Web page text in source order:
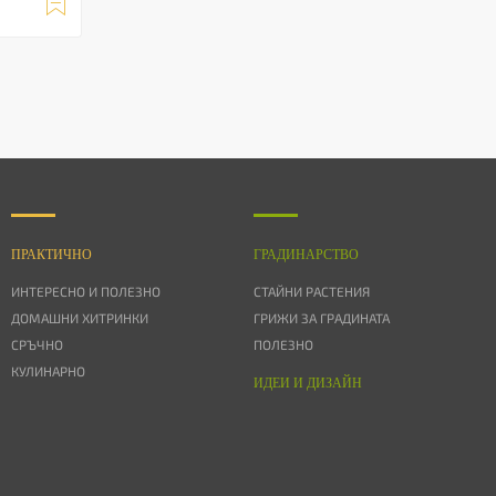
ПРАКТИЧНО
ИНТЕРЕСНО И ПОЛЕЗНО
ДОМАШНИ ХИТРИНКИ
СРЪЧНО
КУЛИНАРНО
ГРАДИНАРСТВО
СТАЙНИ РАСТЕНИЯ
ГРИЖИ ЗА ГРАДИНАТА
ПОЛЕЗНО
ИДЕИ И ДИЗАЙН